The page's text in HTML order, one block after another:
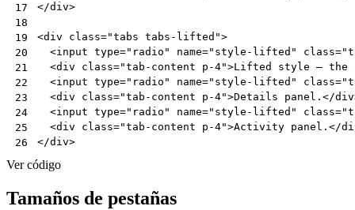
17
18
19
20
21
22
23
24
25
26
</div>
<div class="tabs tabs-lifted">
<input type="radio" name="style-lifted" class=
<div class="tab-content p-4">Lifted style — the
<input type="radio" name="style-lifted" class=
<div class="tab-content p-4">Details panel. </div
<input type="radio" name="style-lifted" class=
<div class="tab-content p-4">Activity panel. </
</div>
Ver código
Tamaños de pestañas